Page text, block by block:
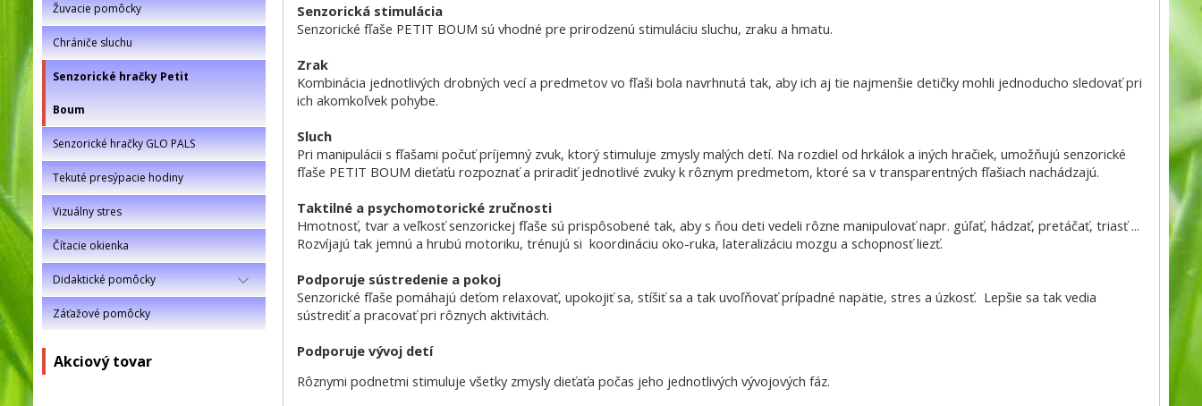
Žuvacie pomôcky
Chrániče sluchu
Senzorické hračky Petit
Boum
Senzorické hračky GLO PALS
Tekuté presýpacie hodiny
Vizuálny stres
Čítacie okienka
Didaktické pomôcky
Záťažové pomôcky
Akciový tovar
Senzorická stimulácia
Senzorické fľaše PETIT BOUM sú vhodné pre prirodzenú stimuláciu sluchu, zraku a hmatu.
Zrak
Kombinácia jednotlivých drobných vecí a predmetov vo fľaši bola navrhnutá tak, aby ich aj tie najmenšie detičky mohli jednoducho sledovať pri
ich akomkoľvek pohybe.
Sluch
Pri manipulácii s fľašami počuť príjemný zvuk, ktorý stimuluje zmysly malých detí. Na rozdiel od hrkálok a iných hračiek, umožňujú senzorické
fľaše PETIT BOUM dieťaťu rozpoznať a priradiť jednotlivé zvuky k rôznym predmetom, ktoré sa v transparentných fľašiach nachádzajú.
Taktilné a psychomotorické zručnosti
Hmotnosť, tvar a veľkosť senzorickej fľaše sú prispôsobené tak, aby s ňou deti vedeli rôzne manipulovať napr. gúľať, hádzať, pretáčať, triasť ...
Rozvíjajú tak jemnú a hrubú motoriku, trénujú si koordináciu oko-ruka, lateralizáciu mozgu a schopnosť liezť.
Podporuje sústredenie a pokoj
Senzorické fľaše pomáhajú deťom relaxovať, upokojiť sa, stíšiť sa a tak uvoľňovať prípadné napätie, stres a úzkosť. Lepšie sa tak vedia
sústrediť a pracovať pri rôznych aktivitách.
Podporuje vývoj detí
Rôznymi podnetmi stimuluje všetky zmysly dieťaťa počas jeho jednotlivých vývojových fáz.